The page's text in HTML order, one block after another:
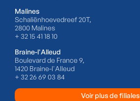
Malines
Schaliënhoevedreef 20T,
2800 Malines
+ 32 15 41 18 10
Braine-l'Alleud
Boulevard de France 9,
1420 Braine-l'Alleud
+ 32 26 69 03 84
Voir plus de filiales